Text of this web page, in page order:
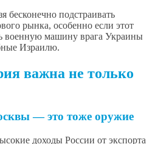
бесконечно подстраивать
рынка, особенно если этот
военную машину врага Украины
Израилю.
важна не только
— это тоже оружие
доходы России от экспорта